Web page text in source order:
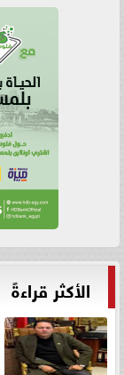
الأكثر قراءةً